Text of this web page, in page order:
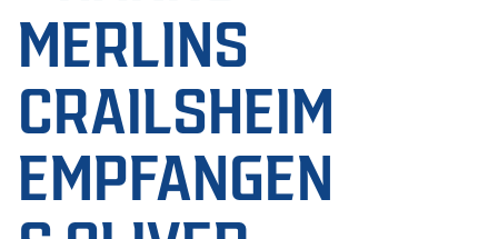
MERLINS
CRAILSHEIM
EMPFANGEN